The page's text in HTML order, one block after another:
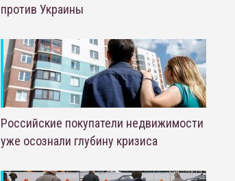
против Украины
Российские покупатели недвижимости
уже осознали глубину кризиса